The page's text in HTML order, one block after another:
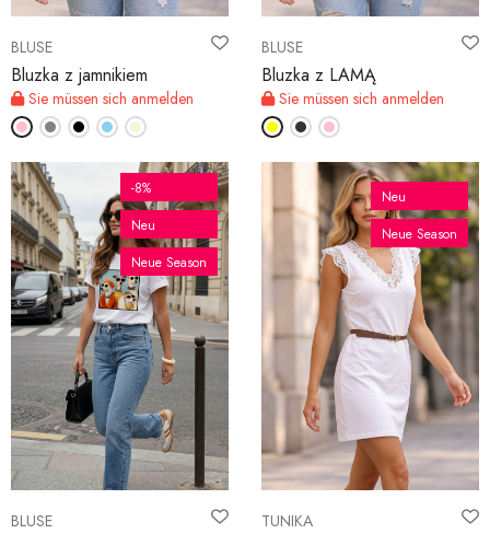
BLUSE
Bluzka z jamnikiem
Sie müssen sich anmelden
BLUSE
Bluzka z LAMĄ
Sie müssen sich anmelden
BLUSE
-8%
Neu
Neue Season
TUNIKA
Neu
Neue Season